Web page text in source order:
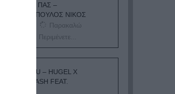
ΟΠΟΥ ΚΙ ΑΝ ΠΑΣ –
ΟΙΚΟΝΟΜΟΠΟΥΛΟΣ ΝΙΚΟΣ
Παρακαλώ
Περιμένετε...
I ADORE YOU – HUGEL X
TOPIC X ARASH FEAT.